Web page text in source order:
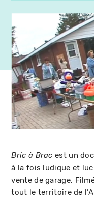
Bric à Brac est un
à la fois ludique et
vente de garage.
tout le territoire de